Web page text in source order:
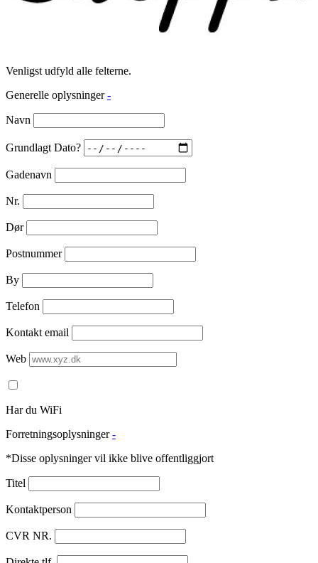
Venligst udfyld alle felterne.
Generelle oplysninger -
Navn
Grundlagt Dato?
Gadenavn
Nr.
Dør
Postnummer
By
Telefon
Kontakt email
Web
Har du WiFi
Forretningsoplysninger -
*Disse oplysninger vil ikke blive offentliggjort
Titel
Kontaktperson
CVR NR.